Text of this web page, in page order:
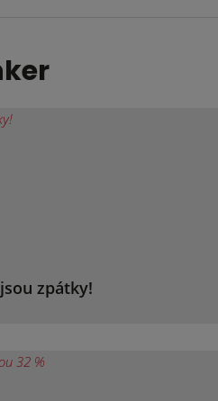
zpátky!